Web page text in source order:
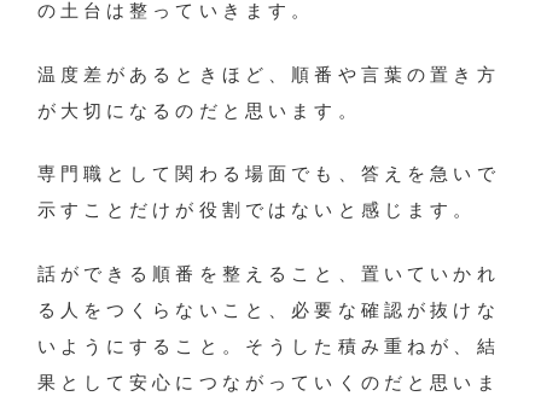
の土台は整っていきます。
温度差があるときほど、順番や言葉の置き方
が大切になるのだと思います。
専門職として関わる場面でも、答えを急いで
示すことだけが役割ではないと感じます。
話ができる順番を整えること、置いていかれ
る人をつくらないこと、必要な確認が抜けな
いようにすること。そうした積み重ねが、結
果として安心につながっていくのだと思いま